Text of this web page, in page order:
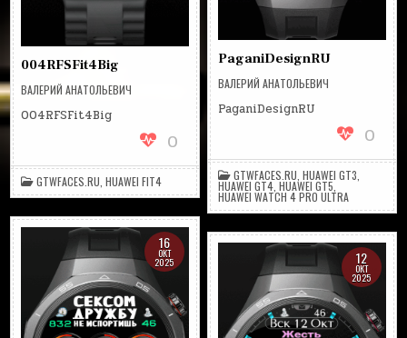
004RFSFit4Big
ВАЛЕРИЙ АНАТОЛЬЕВИЧ
004RFSFit4Big
0
GTWFACES.RU ,HUAWEI FIT4
PaganiDesignRU
ВАЛЕРИЙ АНАТОЛЬЕВИЧ
PaganiDesignRU
0
GTWFACES.RU ,HUAWEI GT3
HUAWEI GT4 ,HUAWEI GT5
HUAWEI WATCH 4 PRO ULTRA
16
ОКТ
2025 12
ОКТ
2025